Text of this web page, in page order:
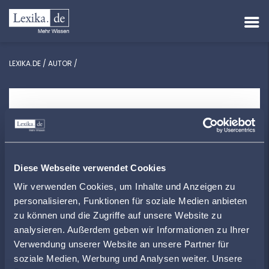
Diese Webseite verwendet Cookies
Wir verwenden Cookies, um Inhalte und Anzeigen zu
personalisieren, Funktionen für soziale Medien anbieten
zu können und die Zugriffe auf unsere Website zu
analysieren. Außerdem geben wir Informationen zu Ihrer
Verwendung unserer Website an unsere Partner für
soziale Medien, Werbung und Analysen weiter. Unsere
LEXIKA.DE / AUTOR /